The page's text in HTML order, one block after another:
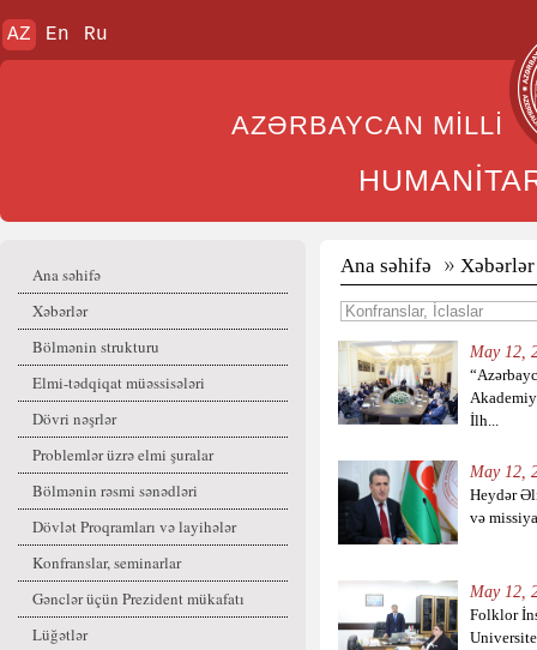
AZ En Ru
AZƏRBAYCAN
Ana səhifə
Xəbərlər
Bölmənin strukturu
Elmi-tədqiqat müəssisələri
Dövri nəşrlər
Problemlər üzrə elmi şuralar
Bölmənin rəsmi sənədləri
Dövlət Proqramları və layihələr
Konfranslar, seminarlar
Gənclər üçün Prezident mükafatı
Lüğətlər
Ana səhifə Xəbərlər
May 12,
İlh...
May 12,
Heydər
və
May 12,
Folklor